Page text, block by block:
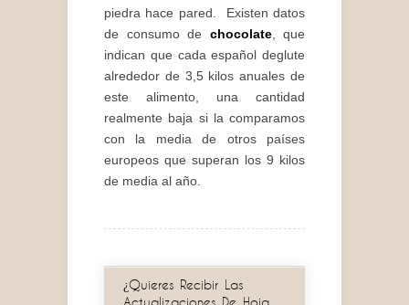
piedra hace pared. Existen datos
de consumo de chocolate, que
indican que cada español deglute
alrededor de 3,5 kilos anuales de
este alimento, una cantidad
realmente baja si la comparamos
con la media de otros países
europeos que superan los 9 kilos
de media al año.
¿Quieres Recibir Las
Actualizaciones De Hoja